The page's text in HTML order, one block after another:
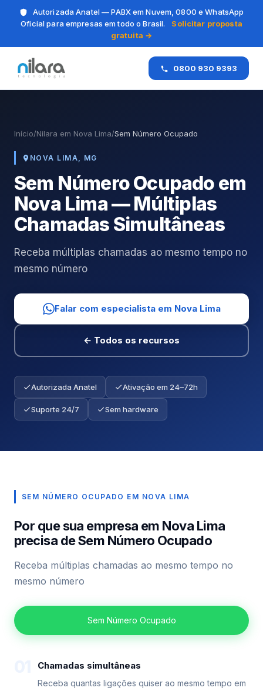
Autorizada Anatel — PABX em Nuvem, 0800 e WhatsApp
Oficial para empresas em todo o Brasil.
Solicitar proposta
gratuita →
0800 930 9393
Início/Nilara em Nova Lima/Sem Número Ocupado
NOVA LIMA, MG
Sem Número Ocupado em
Nova Lima — Múltiplas
Chamadas Simultâneas
Receba múltiplas chamadas ao mesmo tempo no
mesmo número
Falar com especialista em Nova Lima
← Todos os recursos
Autorizada Anatel Ativação em 24–72h
Suporte 24/7 Sem hardware
SEM NÚMERO OCUPADO EM NOVA LIMA
Por que sua empresa em Nova Lima
precisa de Sem Número Ocupado
Receba múltiplas chamadas ao mesmo tempo no
mesmo número
Sem Número Ocupado
Chamadas simultâneas
Receba quantas ligações quiser ao mesmo tempo em